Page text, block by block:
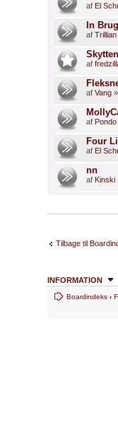
af El
In
af Trillian
af
af Vang
af
Four
af El
nn
af Kinski
Tilbage til
INFORMATION
Boardindeks ‹